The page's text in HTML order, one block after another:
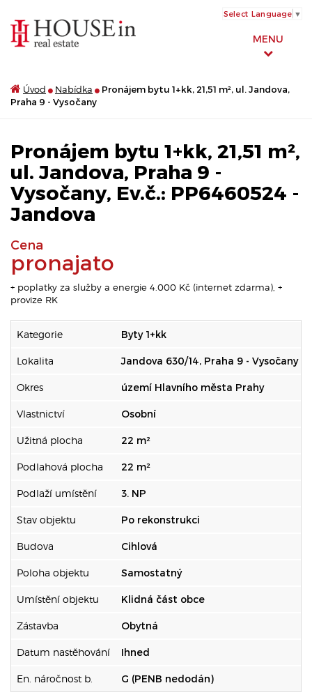
MENU
Select Language ▼
Úvod Nabídka
Pronájem bytu 1+kk, 21,51 m², ul. Jandova,
Praha 9 - Vysočany
Pronájem bytu 1+kk, 21,51 m²,
ul. Jandova, Praha 9 -
Vysočany, Ev.č.: PP6460524 -
Jandova
Cena
pronajato
+ poplatky za služby a energie 4.000 Kč (internet zdarma), +
provize RK
Kategorie Byty 1+kk
Lokalita Jandova 630/14, Praha 9 - Vysočany
Okres území Hlavního města Prahy
Vlastnictví Osobní
Užitná plocha 22 m²
Podlahová plocha 22 m²
Podlaží umístění 3. NP
Stav objektu Po rekonstrukci
Budova Cihlová
Poloha objektu Samostatný
Umístění objektu Klidná část obce
Zástavba Obytná
Datum nastěhování Ihned
En. náročnost b. G (PENB nedodán)